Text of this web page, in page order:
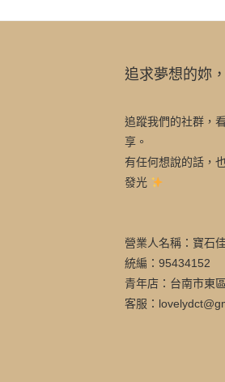
追求夢想的妳
追蹤我們的社群，
享。
有任何想說的話，
發光
營業人名稱：寶石
統編：95434152
青年店：台南市東
客服：